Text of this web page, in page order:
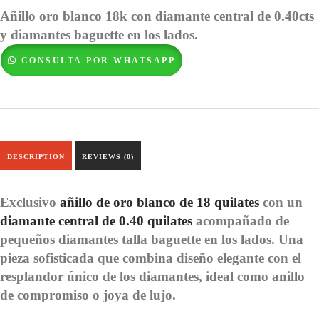
Añillo oro blanco 18k con diamante central de 0.40cts
y diamantes baguette en los lados.
CONSULTA POR WHATSAPP
DESCRIPTION REVIEWS (0)
Exclusivo añillo de oro blanco de 18 quilates con un
diamante central de 0.40 quilates acompañado de
pequeños diamantes talla baguette en los lados. Una
pieza sofisticada que combina diseño elegante con el
resplandor único de los diamantes, ideal como anillo
de compromiso o joya de lujo.